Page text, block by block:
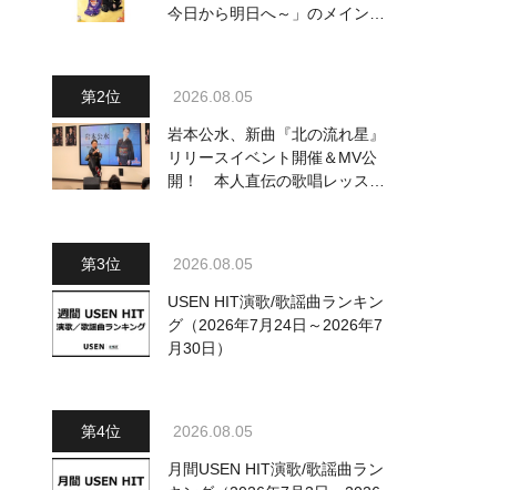
今日から明日へ～」のメインビ
2026.08.05
岩本公水、新曲『北の流れ星』
リリースイベント開催＆MV公
開！ 本人直伝の歌唱レッスン
2026.08.05
USEN HIT演歌/歌謡曲ランキン
グ（2026年7月24日～2026年7
月30日）
2026.08.05
月間USEN HIT演歌/歌謡曲ラン